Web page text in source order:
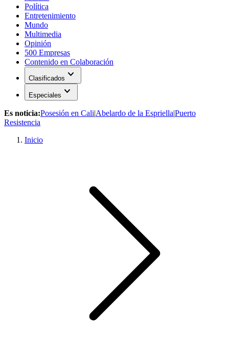
Política
Entretenimiento
Mundo
Multimedia
Opinión
500 Empresas
Contenido en Colaboración
Clasificados expand_more
Especiales expand_more
Es noticia:Posesión en Cali|Abelardo de la Espriella|Puerto
Resistencia
Inicio